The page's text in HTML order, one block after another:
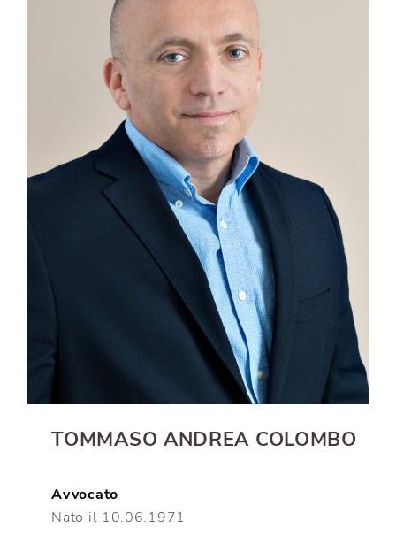
TOMMASO ANDREA COLOMBO
Avvocato
Nato il 10.06.1971